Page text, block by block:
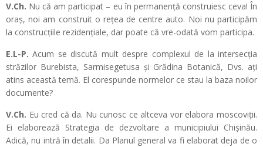
V.Ch. Nu că am participat – eu în permanență construiesc ceva! În
oraș, noi am construit o rețea de centre auto. Noi nu participăm
la construcțiile rezidențiale, dar poate că vre-odată vom participa.
E.L-P.Acum se discută mult despre complexul de la intersecția
străzilor Burebista, Sarmisegetusa și Grădina Botanică, Dvs. ați
atins această temă. El corespunde normelor ce stau la baza noilor
documente?
V.Ch. Eu cred că da. Nu cunosc ce altceva vor elabora moscoviții.
Ei elaborează Strategia de dezvoltare a municipiului Chișinău.
Adică, nu intră în detalii. Da Planul general va fi elaborat deja de o